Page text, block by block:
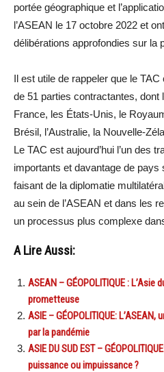
portée géographique et
l’ASEAN le 17 octobre 2022 et
délibérations approfondies sur la
Il est utile de rappeler que le
de 51 parties contractantes, dont
France, les États-Unis, le
Brésil, l’Australie, la Nouvelle-
Le TAC est aujourd’hui l’un des
importants et davantage de pays
faisant de la diplomatie
au sein de l’ASEAN et dans les
un processus plus complexe
A Lire Aussi:
ASEAN – GÉOPOLITIQUE :
prometteuse
ASIE – GÉOPOLITIQUE:
par la pandémie
ASIE DU SUD EST –
puissance ou impuissance ?